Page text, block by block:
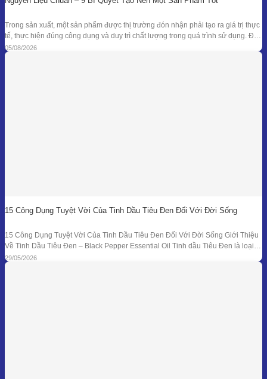
Trong sản xuất, một sản phẩm được thị trường đón nhận phải tạo ra giá trị thực
tế, thực hiện đúng công dụng và duy trì chất lượng trong quá trình sử dụng. Để
đạt được kết quả đó, doanh nghiệp cần kiểm soát đồng bộ từ mục tiêu nghiên
cứu, nguyên liệu, công thức
05/08/2026
15 Công Dụng Tuyệt Vời Của Tinh Dầu Tiêu Đen Đối Với Đời Sống
15 Công Dụng Tuyệt Vời Của Tinh Dầu Tiêu Đen Đối Với Đời Sống Giới Thiệu
Về Tinh Dầu Tiêu Đen – Black Pepper Essential Oil Tinh dầu Tiêu Đen là loại
tinh dầu thiên nhiên được chiết xuất từ quả của cây Tiêu Đen (Piper nigrum)
bằng phương pháp chưng cất hơi nước. Đây là
29/05/2026